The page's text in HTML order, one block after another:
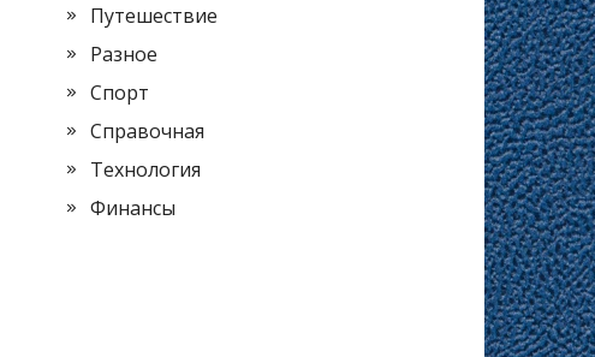
Путешествие
Разное
Спорт
Справочная
Технология
Финансы